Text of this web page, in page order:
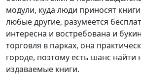
модули, куда люди приносят
любые другие, разумеется
интересна и востребована и
торговля в парках, она
городе, поэтому есть шанс
издаваемые книги.